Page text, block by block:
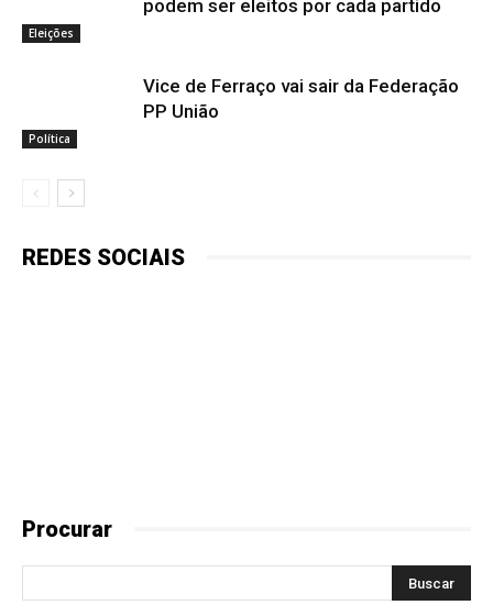
Eleições
podem ser eleitos por cada partido
Política
Vice de Ferraço vai sair da Federação
PP União
REDES SOCIAIS
Procurar